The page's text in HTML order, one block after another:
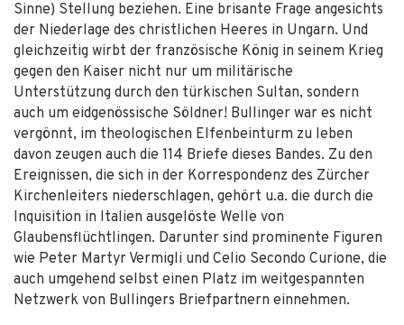
Sinne) Stellung beziehen. Eine brisante Frage angesichts
der Niederlage des christlichen Heeres in Ungarn. Und
gleichzeitig wirbt der französische König in seinem Krieg
gegen den Kaiser nicht nur um militärische
Unterstützung durch den türkischen Sultan, sondern
auch um eidgenössische Söldner! Bullinger war es nicht
vergönnt, im theologischen Elfenbeinturm zu leben
davon zeugen auch die 114 Briefe dieses Bandes. Zu den
Ereignissen, die sich in der Korrespondenz des Zürcher
Kirchenleiters niederschlagen, gehört u.a. die durch die
Inquisition in Italien ausgelöste Welle von
Glaubensflüchtlingen. Darunter sind prominente Figuren
wie Peter Martyr Vermigli und Celio Secondo Curione, die
auch umgehend selbst einen Platz im weitgespannten
Netzwerk von Bullingers Briefpartnern einnehmen.